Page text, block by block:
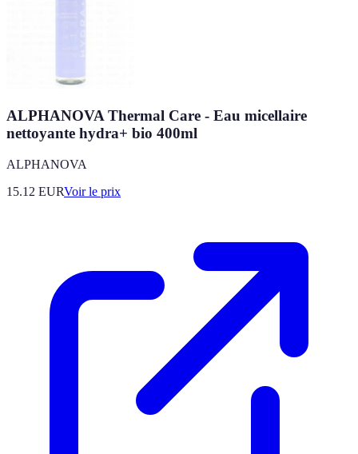
ALPHANOVA Thermal Care - Eau micellaire
nettoyante hydra+ bio 400ml
ALPHANOVA
15.12 EURVoir le prix